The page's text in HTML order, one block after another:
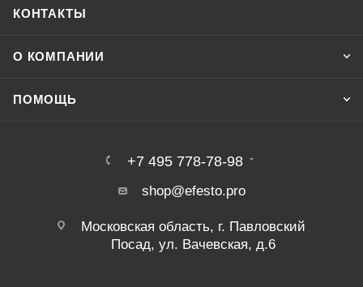
КОНТАКТЫ
О КОМПАНИИ
ПОМОЩЬ
+7 495 778-78-98
shop@efesto.pro
Московская область, г. Павловский
Посад, ул. Вачевская, д.6